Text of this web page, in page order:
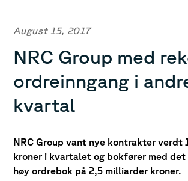
August 15, 2017
NRC Group med
ordreinngang i
kvartal
NRC Group vant nye kontrakter verdt
kroner i kvartalet og bokfører med det
høy ordrebok på 2,5 milliarder kroner.